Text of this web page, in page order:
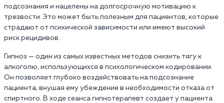
подсознания и нацелены на долгосрочную мотивацию к
трезвости. Это может быть полезным для пациентов, которые
страдают от психической зависимости или имеют высокий
риск рецидивов.
Гипноз — один из самых известных методов снизить тягу к
алкоголю, использующихся в психологическом кодировании.
Он позволяет глубоко воздействовать на подсознание
пациента, внушая ему убеждение в необходимости отказа от
спиртного. В ходе сеанса гипнотерапевт создает у пациента